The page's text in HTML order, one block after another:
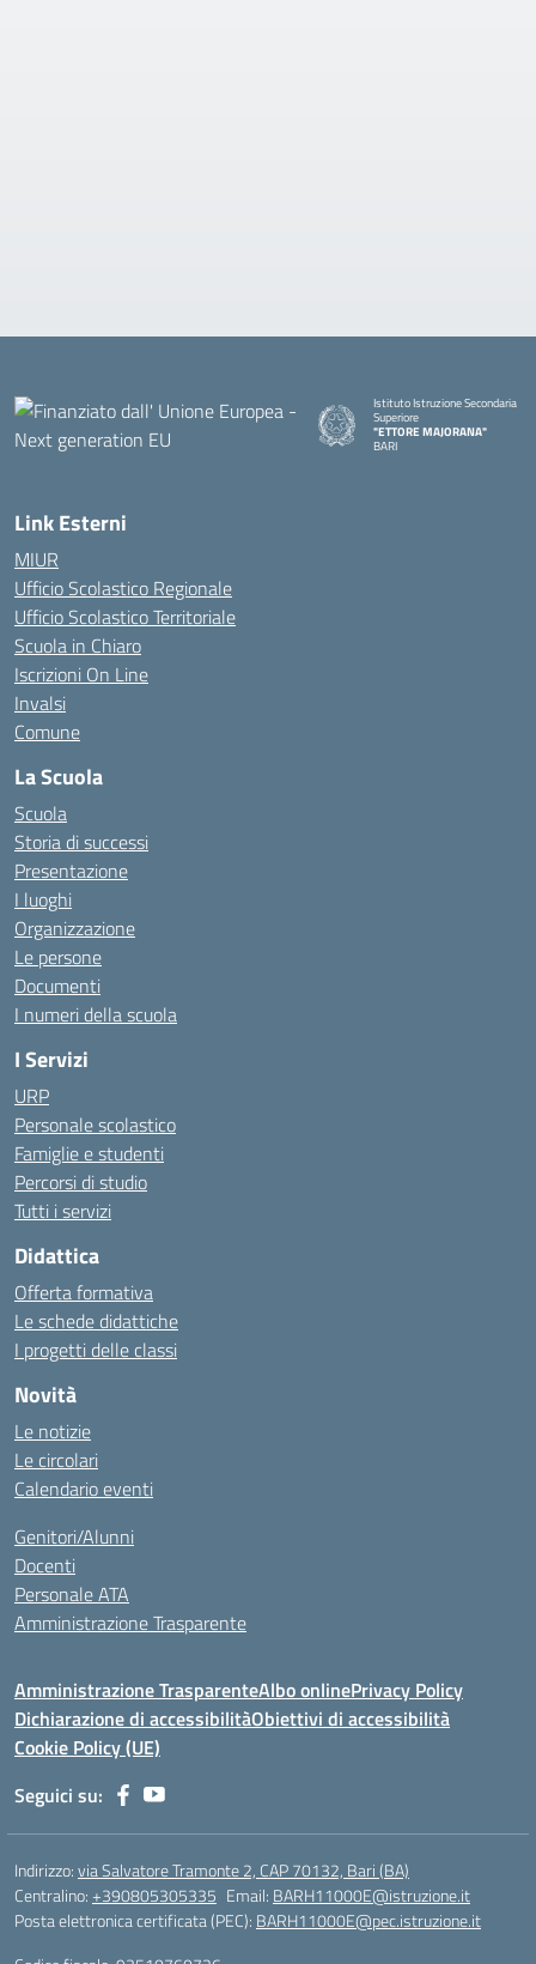
Istituto Istruzione Secondaria
Superiore
"ETTORE MAJORANA"
BARI
Link Esterni
MIUR
Ufficio Scolastico Regionale
Ufficio Scolastico Territoriale
Scuola in Chiaro
Iscrizioni On Line
Invalsi
Comune
La Scuola
Scuola
Storia di successi
Presentazione
I luoghi
Organizzazione
Le persone
Documenti
I numeri della scuola
I Servizi
URP
Personale scolastico
Famiglie e studenti
Percorsi di studio
Tutti i servizi
Didattica
Offerta formativa
Le schede didattiche
I progetti delle classi
Novità
Le notizie
Le circolari
Calendario eventi
Genitori/Alunni
Docenti
Personale ATA
Amministrazione Trasparente
Amministrazione TrasparenteAlbo onlinePrivacy Policy
Dichiarazione di accessibilitàObiettivi di accessibilità
Cookie Policy (UE)
Seguici su:
Indirizzo:via Salvatore Tramonte 2, CAP 70132, Bari (BA)
Centralino:+390805305335 Email: BARH11000E@istruzione.it
Posta elettronica certificata (PEC): BARH11000E@pec.istruzione.it